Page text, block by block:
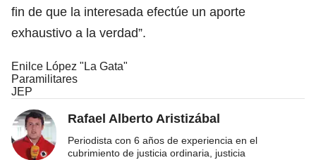
fin de que la interesada efectúe un aporte
exhaustivo a la verdad”.
Enilce López "La Gata"
Paramilitares
JEP
Rafael Alberto Aristizábal
Periodista con 6 años de experiencia en el
cubrimiento de justicia ordinaria, justicia